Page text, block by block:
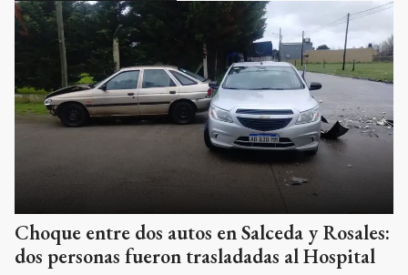
Choque entre dos autos en Salceda y Rosales:
dos personas fueron trasladadas al Hospital